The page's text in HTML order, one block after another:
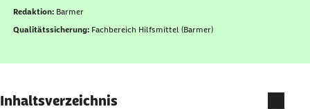
Redaktion: Barmer
Qualitätssicherung: Fachbereich Hilfsmittel (Barmer)
Inhaltsverzeichnis